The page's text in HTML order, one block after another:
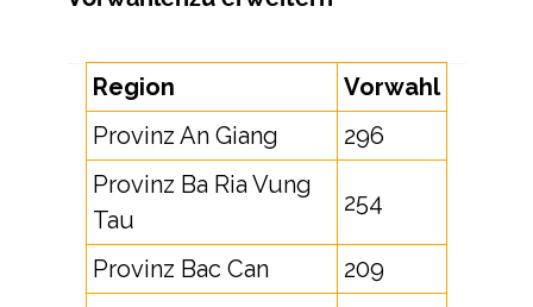
Region
Vorwahl
Provinz An Giang
296
Provinz Ba Ria Vung
Tau
254
Provinz Bac Can
209